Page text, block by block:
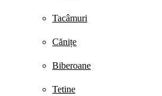
Tacâmuri
Cănițe
Biberoane
Tetine